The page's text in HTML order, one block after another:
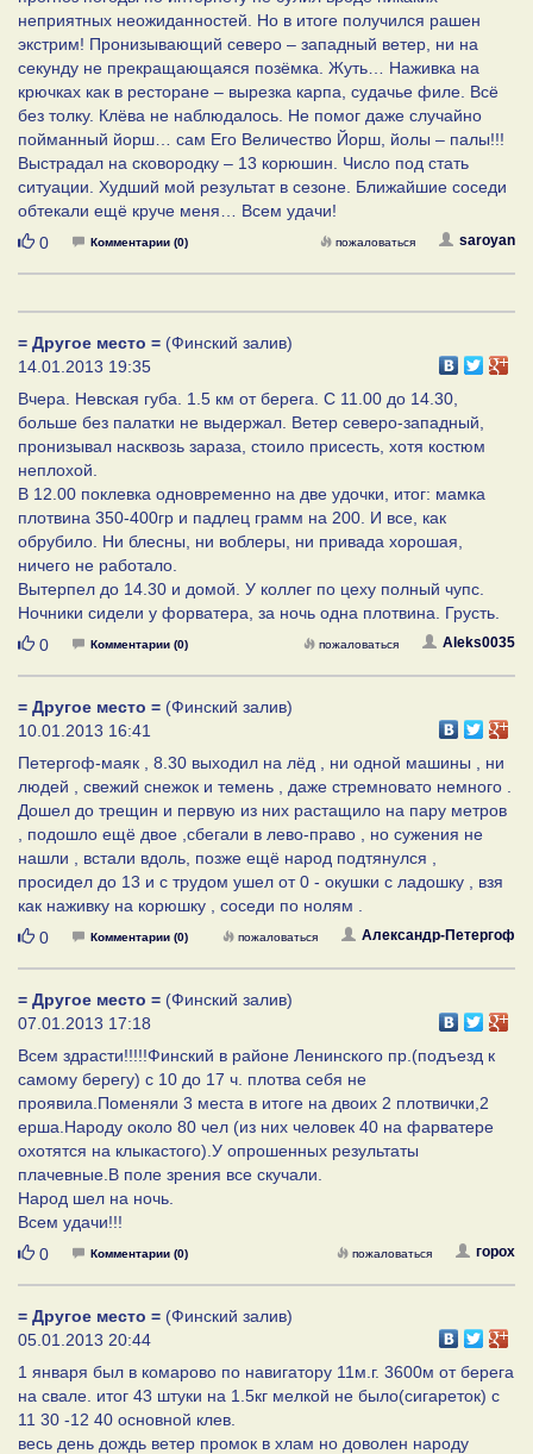
неприятных неожиданностей. Но в итоге получился рашен
экстрим! Пронизывающий северо – западный ветер, ни на
секунду не прекращающаяся позёмка. Жуть… Наживка на
крючках как в ресторане – вырезка карпа, судачье филе. Всё
без толку. Клёва не наблюдалось. Не помог даже случайно
пойманный йорш… сам Его Величество Йорш, йолы – палы!!!
Выстрадал на сковородку – 13 корюшин. Число под стать
ситуации. Худший мой результат в сезоне. Ближайшие соседи
обтекали ещё круче меня… Всем удачи!
Нравится
0 Комментарии (0) saroyan
пожаловаться
= Другое место = (Финский залив)
14.01.2013 19:35
Вчера. Невская губа. 1.5 км от берега. С 11.00 до 14.30,
больше без палатки не выдержал. Ветер северо-западный,
пронизывал насквозь зараза, стоило присесть, хотя костюм
неплохой.
В 12.00 поклевка одновременно на две удочки, итог: мамка
плотвина 350-400гр и падлец грамм на 200. И все, как
обрубило. Ни блесны, ни воблеры, ни привада хорошая,
ничего не работало.
Вытерпел до 14.30 и домой. У коллег по цеху полный чупс.
Ночники сидели у форватера, за ночь одна плотвина. Грусть.
Нравится
0 Комментарии (0) Aleks0035
пожаловаться
= Другое место = (Финский залив)
10.01.2013 16:41
Петергоф-маяк , 8.30 выходил на лёд , ни одной машины , ни
людей , свежий снежок и темень , даже стремновато немного .
Дошел до трещин и первую из них растащило на пару метров
, подошло ещё двое ,сбегали в лево-право , но сужения не
нашли , встали вдоль, позже ещё народ подтянулся ,
просидел до 13 и с трудом ушел от 0 - окушки с ладошку , взя
как наживку на корюшку , соседи по нолям .
Нравится
0 Комментарии (0) Александр-Петергоф
пожаловаться
= Другое место = (Финский залив)
07.01.2013 17:18
Всем здрасти!!!!!Финский в районе Ленинского пр.(подъезд к
самому берегу) с 10 до 17 ч. плотва себя не
проявила.Поменяли 3 места в итоге на двоих 2 плотвички,2
ерша.Народу около 80 чел (из них человек 40 на фарватере
охотятся на клыкастого).У опрошенных результаты
плачевные.В поле зрения все скучали.
Народ шел на ночь.
Всем удачи!!!
Нравится
0 Комментарии (0) горох
пожаловаться
= Другое место = (Финский залив)
05.01.2013 20:44
1 января был в комарово по навигатору 11м.г. 3600м от берега
на свале. итог 43 штуки на 1.5кг мелкой не было(сигареток) с
11 30 -12 40 основной клев.
весь день дождь ветер промок в хлам но доволен народу